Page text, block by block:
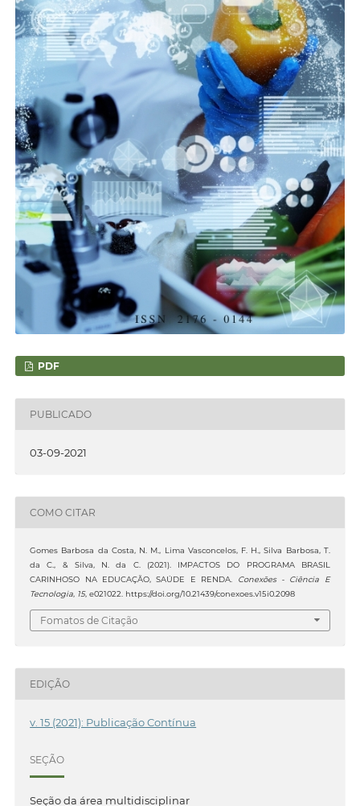
PDF
PUBLICADO
03-09-2021
COMO CITAR
Gomes Barbosa da Costa, N. M., Lima Vasconcelos, F. H., Silva Barbosa, T.
da C., & Silva, N. da C. (2021). IMPACTOS DO PROGRAMA BRASIL
CARINHOSO NA EDUCAÇÃO, SAÚDE E RENDA.
Conexões - Ciência E
Tecnologia, 15, e021022. https://doi.org/10.21439/conexoes.v15i0.2098
Fomatos de Citação
EDIÇÃO
v. 15 (2021): Publicação Contínua
SEÇÃO
Seção da área multidisciplinar